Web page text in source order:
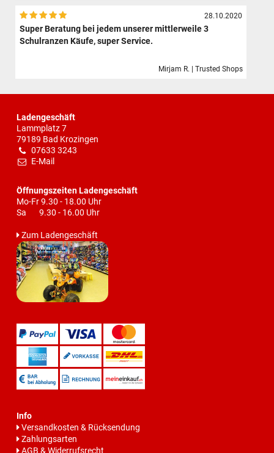
28.10.2020
Super Beratung bei jedem unserer mittlerweile 3
Schulranzen Käufe, super Service.
Mirjam R. | Trusted Shops
Ladengeschäft
Lammplatz 7
79189 Bad Krozingen
07633 3243
E-Mail
Öffnungszeiten Ladengeschäft
Mo-Fr 9.30 - 18.00 Uhr
Sa 9.30 - 16.00 Uhr
Zum Ladengeschäft
Info
Versandkosten & Rücksendung
Zahlungsarten